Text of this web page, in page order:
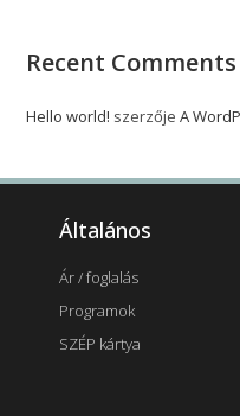
Recent Comments
Hello world! szerzőjeA
Általános
Ár / foglalás
Programok
SZÉP kártya